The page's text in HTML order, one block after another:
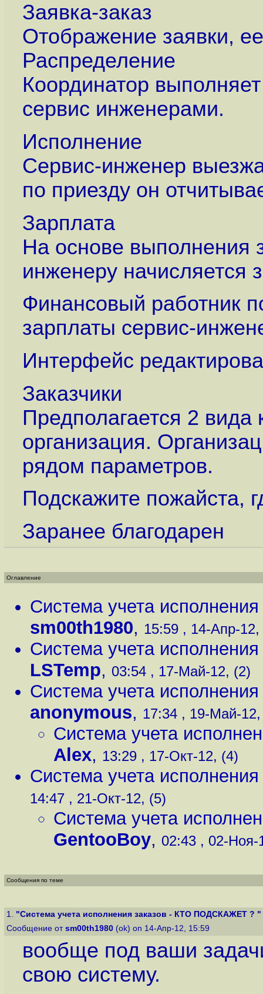
Заявка-заказ
Отображение заявки,
Распределение
Координатор
сервис инженерами.
Исполнение
Сервис-инженер
по приезду он
Зарплата
На основе выполнения
инженеру начисляется
Финансовый работник
зарплаты сервис-
Интерфейс
Заказчики
Предполагается 2 вида
организация.
рядом параметров.
Подскажите пожайста,
Заранее благодарен
Оглавление
Система учета
sm00th1980, 15:59 , 14-Апр-12,
Система учета
LSTemp, 03:54 , 17-Май-12, (2)
Система учета
anonymous, 17:34 , 19-Май-
Система учета
Alex, 13:29 , 17-Окт-12, (4)
Система учета
14:47 , 21-Окт-12, (5)
Система учета
GentooBoy, 02:43 , 02-Ноя-
Сообщения по теме
1. "Система учета исполнения заказов - КТО ПОДСКАЖЕТ ? "
Сообщение от sm00th1980 (ok) on 14-Апр-12, 15:59
вообще под ваши
свою систему.